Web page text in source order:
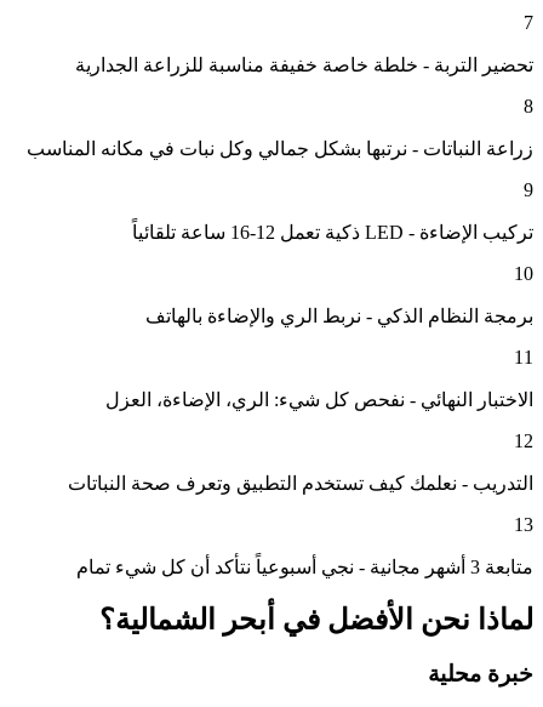
7
تحضير التربة - خلطة خاصة خفيفة مناسبة للزراعة الجدارية
8
زراعة النباتات - نرتبها بشكل جمالي وكل نبات في مكانه المناسب
9
تركيب الإضاءة - LED ذكية تعمل 12-16 ساعة تلقائياً
10
برمجة النظام الذكي - نربط الري والإضاءة بالهاتف
11
الاختبار النهائي - نفحص كل شيء: الري، الإضاءة، العزل
12
التدريب - نعلمك كيف تستخدم التطبيق وتعرف صحة النباتات
13
متابعة 3 أشهر مجانية - نجي أسبوعياً نتأكد أن كل شيء تمام
لماذا نحن الأفضل في أبحر الشمالية؟
خبرة محلية